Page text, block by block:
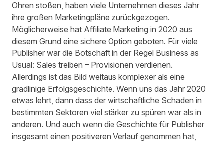
Ohren stoßen, haben viele Unternehmen dieses Jahr
ihre großen Marketingpläne zurückgezogen.
Möglicherweise hat Affiliate Marketing in 2020 aus
diesem Grund eine sichere Option geboten. Für viele
Publisher war die Botschaft in der Regel Business as
Usual: Sales treiben – Provisionen verdienen.
Allerdings ist das Bild weitaus komplexer als eine
gradlinige Erfolgsgeschichte. Wenn uns das Jahr 2020
etwas lehrt, dann dass der wirtschaftliche Schaden in
bestimmten Sektoren viel stärker zu spüren war als in
anderen. Und auch wenn die Geschichte für Publisher
insgesamt einen positiveren Verlauf genommen hat,